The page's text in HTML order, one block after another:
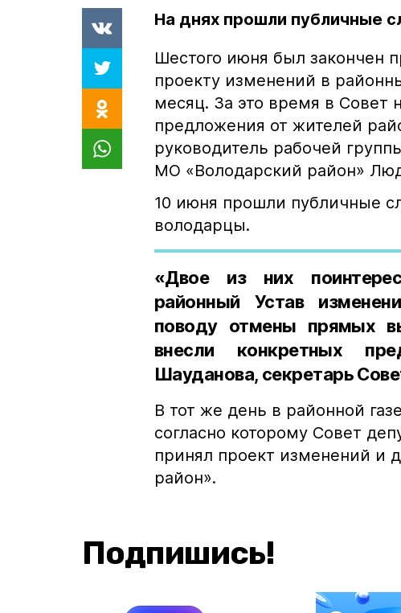
На днях прошли публичные
Шестого июня был закончен
проекту изменений в
месяц. За это время в Совет
предложения от жителей
руководитель рабочей
МО «Володарский район»
10 июня прошли публичные
володарцы.
«Двое из них
районный Устав
поводу отмены прямых
внесли конкретных
Шауданова, секретарь
В тот же день в районной
согласно которому Совет
принял проект изменений и
район».
Подпишись!